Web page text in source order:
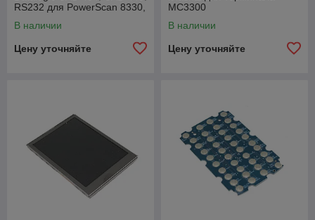
RS232 для PowerScan 8330,
В наличии
Цену уточняйте
MC3300
В наличии
Цену уточняйте